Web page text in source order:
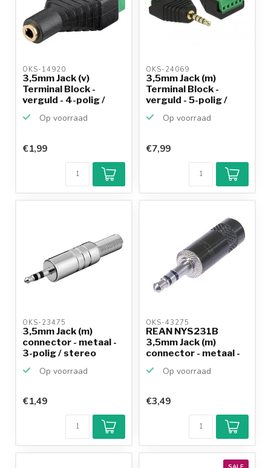
OKS-14920
3,5mm Jack (v)
Terminal Block -
verguld - 4-polig /
Op voorraad
€1,99
OKS-24069
3,5mm Jack (m)
Terminal Block -
verguld - 5-polig /
Op voorraad
€7,99
OKS-23475
3,5mm Jack (m)
connector - metaal -
3-polig / stereo
Op voorraad
€1,49
OKS-43275
REAN NYS231B
3,5mm Jack (m)
connector - metaal -
Op voorraad
€3,49